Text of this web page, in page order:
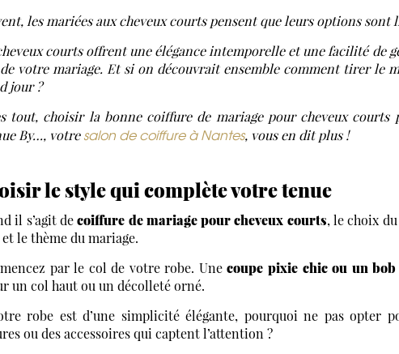
les mariées aux cheveux courts pensent que leurs options
courts offrent une élégance intemporelle et une facilité de
votre mariage. Et si on découvrait ensemble comment tirer le
jour ?
tout, choisir la bonne coiffure de mariage pour cheveux
By…, votresalon de coiffure à Nantes, vous en dit plus !
le style qui complète votre tenue
il s’agit decoiffure de mariage pour cheveux courts, le choix
le thème du mariage.
par le col de votre robe. Unecoupe pixie chic ou un
un col haut ou un décolleté orné.
robe est d’une simplicité élégante, pourquoi ne pas opter
ou des accessoires qui captent l’attention ?